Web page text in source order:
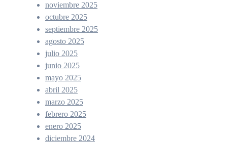
noviembre 2025
octubre 2025
septiembre 2025
agosto 2025
julio 2025
junio 2025
mayo 2025
abril 2025
marzo 2025
febrero 2025
enero 2025
diciembre 2024